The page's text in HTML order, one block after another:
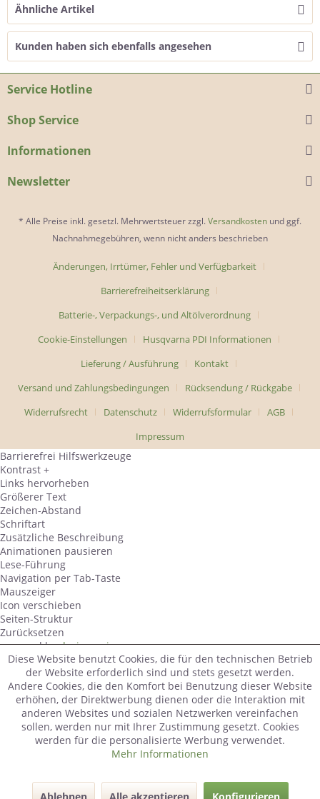
Ähnliche Artikel
Kunden haben sich ebenfalls angesehen
Service Hotline
Shop Service
Informationen
Newsletter
* Alle Preise inkl. gesetzl. Mehrwertsteuer zzgl.Versandkosten und ggf.
Nachnahmegebühren, wenn nicht anders beschrieben
Änderungen, Irrtümer, Fehler und Verfügbarkeit
Barrierefreiheitserklärung
Batterie-, Verpackungs-, und Altölverordnung
Cookie-Einstellungen
Husqvarna PDI Informationen
Lieferung / Ausführung
Kontakt
Versand und Zahlungsbedingungen
Rücksendung / Rückgabe
Widerrufsrecht
Datenschutz Widerrufsformular
AGB
Impressum
Diese Website benutzt Cookies, die für den technischen Betrieb
der Website erforderlich sind und stets gesetzt werden.
Andere Cookies, die den Komfort bei Benutzung dieser Website
erhöhen, der Direktwerbung dienen oder die Interaktion mit
anderen Websites und sozialen Netzwerken vereinfachen
sollen, werden nur mit Ihrer Zustimmung gesetzt. Cookies
werden für die personalisierte Werbung verwendet.
Mehr Informationen
Barrierefrei Hilfswerkzeuge
Kontrast +
Links hervorheben
Größerer Text
Zeichen-Abstand
Schriftart
Zusätzliche Beschreibung
Animationen pausieren
Lese-Führung
Navigation per Tab-Taste
Mauszeiger
Icon verschieben
Seiten-Struktur
Zurücksetzen
powered bydesignverign